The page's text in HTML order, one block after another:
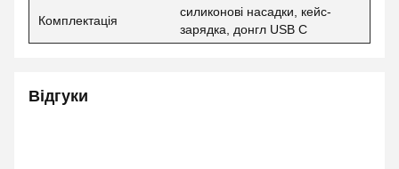
Комплектація
силиконові насадки, кейс-
зарядка, донгл USB C
Відгуки